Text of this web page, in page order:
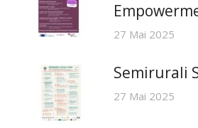
27 Mai 2025
Semirurali
27 Mai 2025